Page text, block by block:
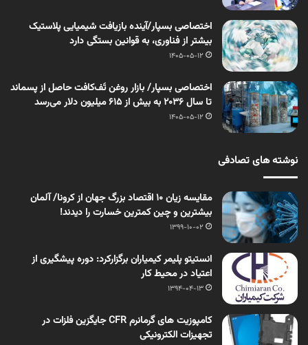
اختصاصی بسپار/آینده بازیافت شیمیایی پلاستیک
بیشتر از فناوری، به قوانین بستگی دارد
1405-05-12
اختصاصی بسپار/ بازار روغن تَف‌کافت حاصل از پسماند
تا سال ۲۰۳۶ به بیش از ۶۱۵ میلیون دلار می‌رسد
1405-05-12
نوشته های تصادفی
مقایسه زیان ۱۰ اقتصاد بزرگ جهان از کرونا/ آلمان
بیشترین و چین کمترین خسارت را دیدند!
1399-10-02
انستیتو پلیمر کیمیاران برگزارکرد: دوره پیشگیری از
اعتیاد در محیط کار
1394-04-13
کامپوزیت های گرمانرم CFR جایگزین فلزات در
تجهیزات الکترونیکی